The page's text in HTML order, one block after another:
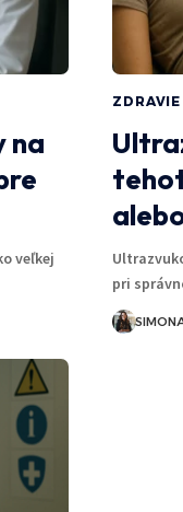
na
veľkej
pri